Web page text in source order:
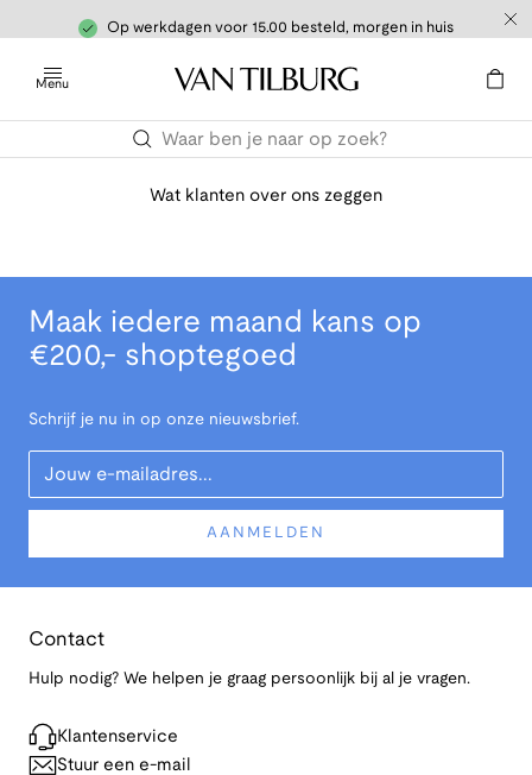
Op werkdagen voor 15.00 besteld, morgen in huis
Menu
Wat klanten over ons zeggen
Maak iedere maand kans op
€200,- shoptegoed
Schrijf je nu in op onze nieuwsbrief.
Your Email
AANMELDEN
Contact
Hulp nodig? We helpen je graag persoonlijk bij al je vragen.
Klantenservice
Stuur een e-mail